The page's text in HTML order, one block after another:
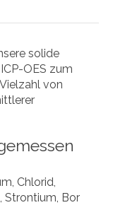
solide
OES zum
von
Chlorid,
Strontium, Bor